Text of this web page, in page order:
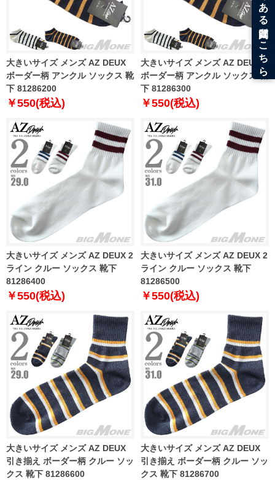
大きいサイズ メンズ AZ DEUX
ボーダー柄 アンクル ソックス 靴
下 81286200
￥550(税込)
大きいサイズ メンズ AZ DEUX
ボーダー柄 アンクル ソックス 靴
下 81286300
￥550(税込)
大きいサイズ メンズ AZ DEUX 2
ライン クルー ソックス 靴下
81286400
￥550(税込)
大きいサイズ メンズ AZ DEUX 2
ライン クルー ソックス 靴下
81286500
￥550(税込)
大きいサイズ メンズ AZ DEUX
引き揃え ボーダー柄 クルー ソッ
クス 靴下 81286600
大きいサイズ メンズ AZ DEUX
引き揃え ボーダー柄 クルー ソッ
クス 靴下 81286700